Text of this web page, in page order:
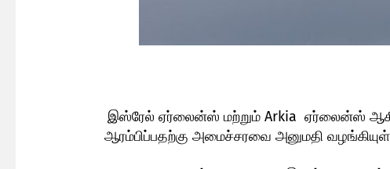
இஸ்ரேல் ஏர்லைன்ஸ் மற்றும் Arkia ஏர்லைன்ஸ்
ஆரம்பிப்பதற்கு அமைச்சரவை அனுமதி